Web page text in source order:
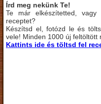
Írd meg nekünk Te!
Te már elkészítetted,
receptet?
Készítsd el, fotózd le és
vele! Minden 1000 új feltöltött
Kattints ide és töltsd fel